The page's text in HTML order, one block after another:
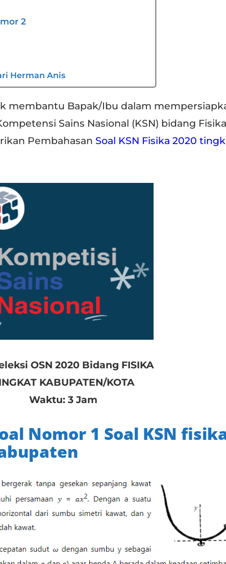
2
Herman Anis
membantu Bapak/Ibu dalam
Sains Nasional (KSN) bidang
Pembahasan Soal KSN Fisika 2020
OSN 2020 Bidang FISIKA
KABUPATEN/KOTA
Waktu: 3 Jam
Nomor 1 Soal KSN